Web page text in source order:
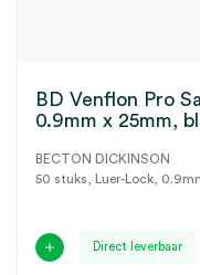
BD Venflon Pro
0.9mm x 25mm,
BECTON DICKINSON
50 stuks, Luer-Lock,
Direct leverbaar